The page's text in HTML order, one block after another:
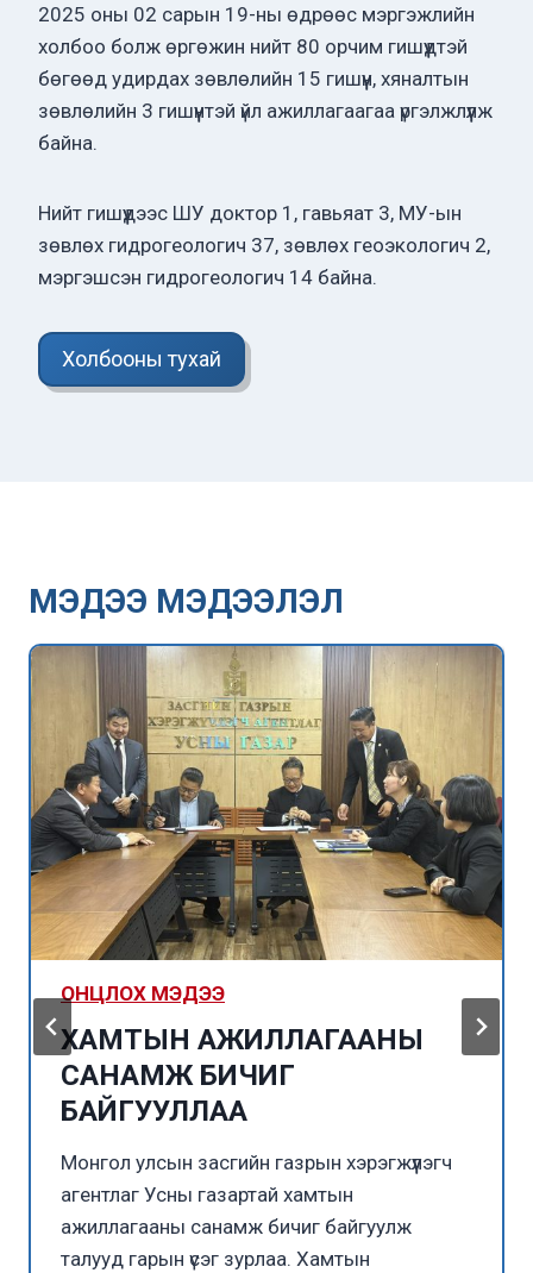
2025 оны 02 сарын 19-ны өдрөөс мэргэжлийн
холбоо болж өргөжин нийт 80 орчим гишүүдтэй
бөгөөд удирдах зөвлөлийн 15 гишүүн, хяналтын
зөвлөлийн 3 гишүүнтэй үйл ажиллагаагаа үргэлжлүүлж
байна.
Нийт гишүүдээс ШУ доктор 1, гавьяат 3, МУ-ын
зөвлөх гидрогеологич 37, зөвлөх геоэкологич 2,
мэргэшсэн гидрогеологич 14 байна.
Холбооны тухай
МЭДЭЭ МЭДЭЭЛЭЛ
ОНЦЛОХ МЭДЭЭ
ХАМТЫН АЖИЛЛАГААНЫ
САНАМЖ БИЧИГ
БАЙГУУЛЛАА
Монгол улсын засгийн газрын хэрэгжүүлэгч
агентлаг Усны газартай хамтын
ажиллагааны санамж бичиг байгуулж
талууд гарын үсэг зурлаа. Хамтын